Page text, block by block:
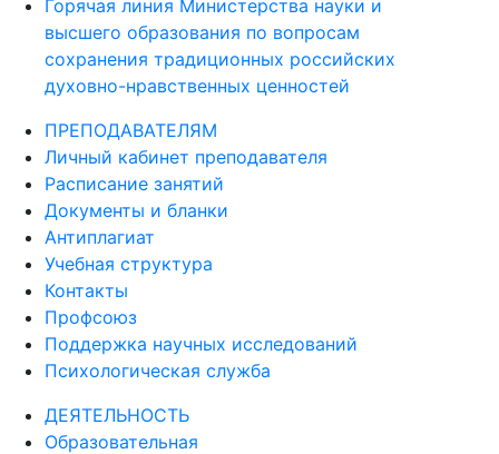
Горячая линия Министерства науки и
высшего образования по вопросам
сохранения традиционных российских
духовно-нравственных ценностей
ПРЕПОДАВАТЕЛЯМ
Личный кабинет преподавателя
Расписание занятий
Документы и бланки
Антиплагиат
Учебная структура
Контакты
Профсоюз
Поддержка научных исследований
Психологическая служба
ДЕЯТЕЛЬНОСТЬ
Образовательная